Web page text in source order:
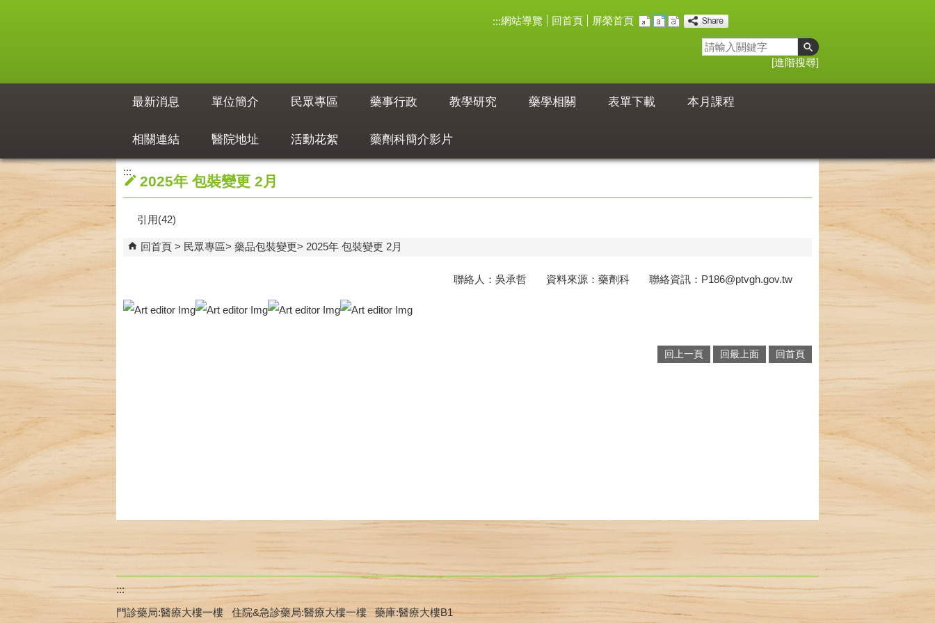
:::網站導覽 回首頁 屏榮首頁
進階搜尋
最新消息 單位簡介 民眾專區 藥事行政 教學研究 藥學相關 表單下載 本月課程
相關連結 醫院地址 活動花絮 藥劑科簡介影片
:::
2025年 包裝變更 2月
引用(42)
回首頁 民眾專區 藥品包裝變更 2025年 包裝變更 2月
聯絡人：吳承哲 資料來源：藥劑科 聯絡資訊：P186@ptvgh.gov.tw
回上一頁 回最上面 回首頁
:::
門診藥局:醫療大樓一樓 住院&急診藥局:醫療大樓一樓 藥庫:醫療大樓B1